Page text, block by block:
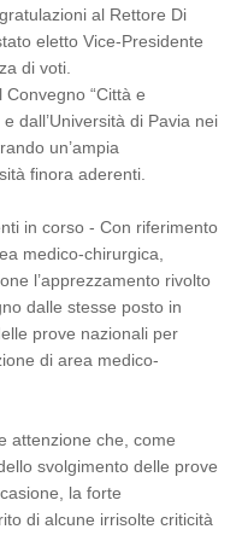
al Rettore Di
eletto Vice-Presidente
di voti.
“Città e
dall’Università di Pavia nei
un’ampia
finora aderenti.
in corso - Con riferimento
medico-chirurgica,
l’apprezzamento rivolto
dalle stesse posto in
prove nazionali per
di area medico-
attenzione che, come
svolgimento delle prove
la forte
di alcune irrisolte criticità